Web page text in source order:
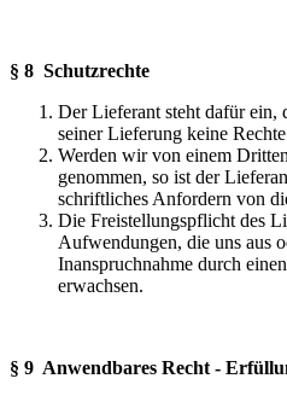
§ 8 Schutzrechte
Der Lieferant steht dafür ein,
seiner Lieferung keine
Werden wir von einem
genommen, so ist der
schriftliches Anfordern von
Die Freistellungspflicht des
Aufwendungen, die uns aus
Inanspruchnahme durch
erwachsen.
§ 9 Anwendbares Recht -